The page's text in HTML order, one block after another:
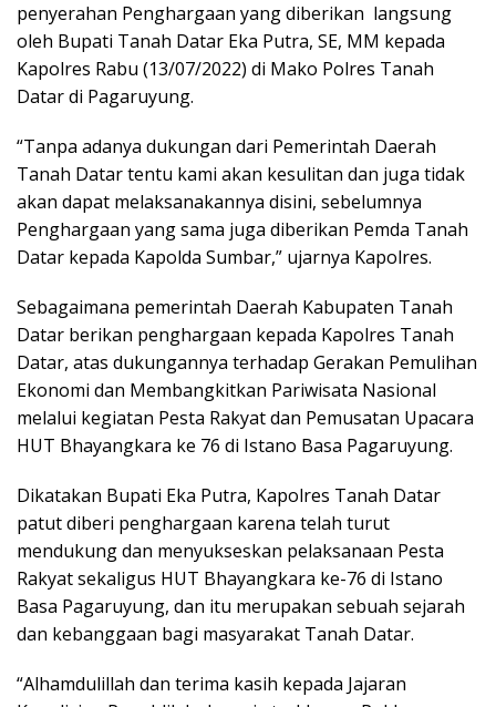
penyerahan Penghargaan yang diberikan langsung
oleh Bupati Tanah Datar Eka Putra, SE, MM kepada
Kapolres Rabu (13/07/2022) di Mako Polres Tanah
Datar di Pagaruyung.
“Tanpa adanya dukungan dari Pemerintah Daerah
Tanah Datar tentu kami akan kesulitan dan juga tidak
akan dapat melaksanakannya disini, sebelumnya
Penghargaan yang sama juga diberikan Pemda Tanah
Datar kepada Kapolda Sumbar,” ujarnya Kapolres.
Sebagaimana pemerintah Daerah Kabupaten Tanah
Datar berikan penghargaan kepada Kapolres Tanah
Datar, atas dukungannya terhadap Gerakan Pemulihan
Ekonomi dan Membangkitkan Pariwisata Nasional
melalui kegiatan Pesta Rakyat dan Pemusatan Upacara
HUT Bhayangkara ke 76 di Istano Basa Pagaruyung.
Dikatakan Bupati Eka Putra, Kapolres Tanah Datar
patut diberi penghargaan karena telah turut
mendukung dan menyukseskan pelaksanaan Pesta
Rakyat sekaligus HUT Bhayangkara ke-76 di Istano
Basa Pagaruyung, dan itu merupakan sebuah sejarah
dan kebanggaan bagi masyarakat Tanah Datar.
“Alhamdulillah dan terima kasih kepada Jajaran